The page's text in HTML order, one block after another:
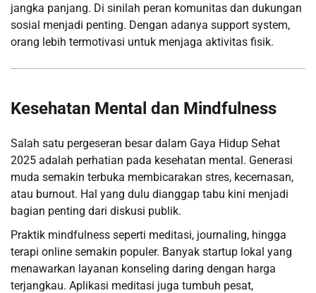
jangka panjang. Di sinilah peran komunitas dan dukungan
sosial menjadi penting. Dengan adanya support system,
orang lebih termotivasi untuk menjaga aktivitas fisik.
Kesehatan Mental dan Mindfulness
Salah satu pergeseran besar dalam Gaya Hidup Sehat
2025 adalah perhatian pada kesehatan mental. Generasi
muda semakin terbuka membicarakan stres, kecemasan,
atau burnout. Hal yang dulu dianggap tabu kini menjadi
bagian penting dari diskusi publik.
Praktik mindfulness seperti meditasi, journaling, hingga
terapi online semakin populer. Banyak startup lokal yang
menawarkan layanan konseling daring dengan harga
terjangkau. Aplikasi meditasi juga tumbuh pesat,